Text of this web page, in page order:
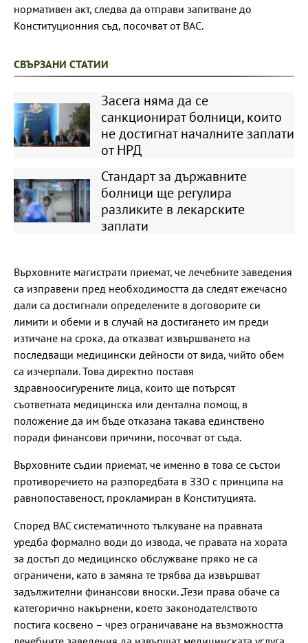
нормативен акт, следва да отправи запитване до
Конституционния съд, посочват от ВАС.
СВЪРЗАНИ СТАТИИ
Засега няма да се
санкционират болници, които
не достигнат началните заплати
от НРД
Стандарт за държавните
болници ще регулира
разликите в лекарските
заплати
Върховните магистрати приемат, че лечебните заведения
са изправени пред необходимостта да следят ежечасно
дали са достигнали определените в договорите си
лимити и обеми и в случай на достигането им преди
изтичане на срока, да отказват извършването на
последващи медицински дейности от вида, чийто обем
са изчерпали. Това директно поставя
здравноосигурените лица, които ще потърсят
съответната медицинска или дентална помощ, в
положение да им бъде отказана такава единствено
поради финансови причини, посочват от съда.
Върховните съдии приемат, че именно в това се състои
противоречието на разпоредбата в ЗЗО с принципа на
равнопоставеност, прокламиран в Конституцията.
Според ВАС систематичното тълкуване на правната
уредба формално води до извода, че правата на хората
за достъп до медицинско обслужване пряко не са
ограничени, като в замяна те трябва да извършват
задължителни финансови вноски. „Тези права обаче са
категорично накърнени, което законодателството
постига косвено – чрез ограничаване на възможността